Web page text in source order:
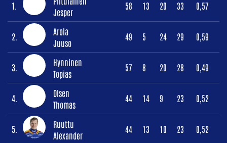
1.
Jesper
58 13 20 33 0,57
2.
Arola
Juuso
49 5 24 29 0,59
3.
Hynninen
Topias
57 8 20 28 0,49
4.
Olsen
Thomas
44 14 9 23 0,52
5.
Ruuttu
Alexander
44 13 10 23 0,52